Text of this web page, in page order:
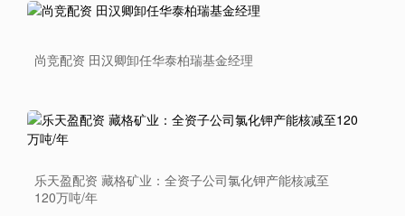
尚竞配资 田汉卿卸任华泰柏瑞基金经理
乐天盈配资 藏格矿业：全资子公司氯化钾产能核减至
120万吨/年